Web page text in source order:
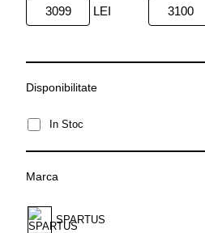
LEI
Disponibilitate
In Stoc
Marca
SPARTUS